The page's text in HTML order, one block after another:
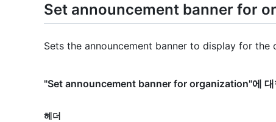
Set announcement banner for
Sets the announcement banner to display for the
"Set announcement banner for organization"에 대
헤더
이름,